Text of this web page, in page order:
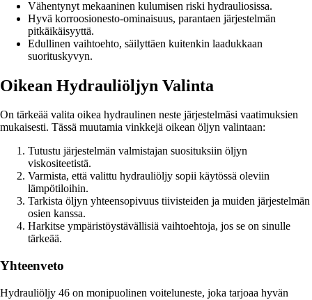
Vähentynyt mekaaninen kulumisen riski hydrauliosissa.
Hyvä korroosionesto-ominaisuus, parantaen järjestelmän
pitkäikäisyyttä.
Edullinen vaihtoehto, säilyttäen kuitenkin laadukkaan
suorituskyvyn.
Oikean Hydrauliöljyn Valinta
On tärkeää valita oikea hydraulinen neste järjestelmäsi vaatimuksien
mukaisesti. Tässä muutamia vinkkejä oikean öljyn valintaan:
Tutustu järjestelmän valmistajan suosituksiin öljyn
viskositeetistä.
Varmista, että valittu hydrauliöljy sopii käytössä oleviin
lämpötiloihin.
Tarkista öljyn yhteensopivuus tiivisteiden ja muiden järjestelmän
osien kanssa.
Harkitse ympäristöystävällisiä vaihtoehtoja, jos se on sinulle
tärkeää.
Yhteenveto
Hydrauliöljy 46 on monipuolinen voiteluneste, joka tarjoaa hyvän